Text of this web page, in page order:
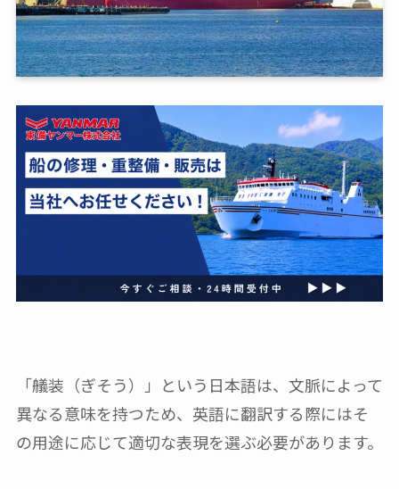
「艤装（ぎそう）」という日本語は、文脈によって
異なる意味を持つため、英語に翻訳する際にはそ
の用途に応じて適切な表現を選ぶ必要があります。